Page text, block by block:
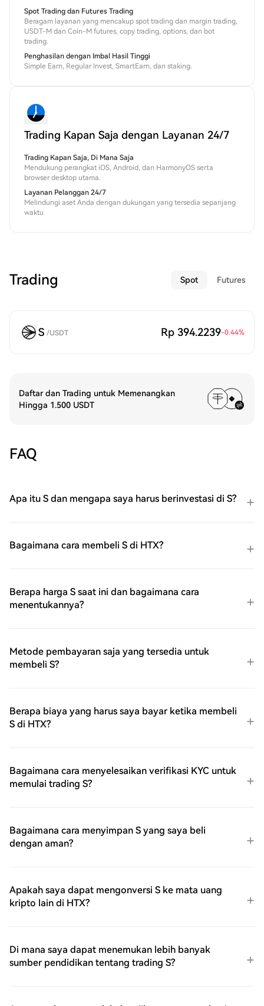
Spot Trading dan Futures Trading
Beragam layanan yang mencakup spot trading dan margin trading,
USDT-M dan Coin-M futures, copy trading, options, dan bot
trading.
Penghasilan dengan Imbal Hasil Tinggi
Simple Earn, Regular Invest, SmartEarn, dan staking.
Trading Kapan Saja dengan Layanan 24/7
Trading Kapan Saja, Di Mana Saja
Mendukung perangkat iOS, Android, dan HarmonyOS serta
browser desktop utama.
Layanan Pelanggan 24/7
Melindungi aset Anda dengan dukungan yang tersedia sepanjang
waktu
Trading Spot Futures
S /USDT Rp 394.2239-0.44%
Daftar dan Trading untuk Memenangkan
Hingga 1.500 USDT
FAQ
Apa itu S dan mengapa saya harus berinvestasi di S?
Bagaimana cara membeli S di HTX?
Berapa harga S saat ini dan bagaimana cara
menentukannya?
Metode pembayaran saja yang tersedia untuk
membeli S?
Berapa biaya yang harus saya bayar ketika membeli
S di HTX?
Bagaimana cara menyelesaikan verifikasi KYC untuk
memulai trading S?
Bagaimana cara menyimpan S yang saya beli
dengan aman?
Apakah saya dapat mengonversi S ke mata uang
kripto lain di HTX?
Di mana saya dapat menemukan lebih banyak
sumber pendidikan tentang trading S?